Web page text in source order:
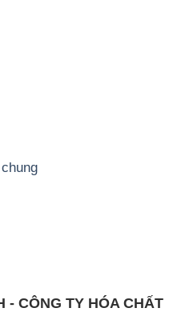
- CÔNG TY HÓA CHẤT